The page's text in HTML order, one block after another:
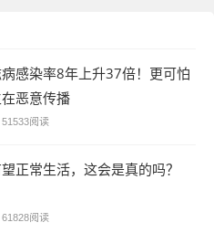
感染率8年上升37倍！更可怕
恶意传播
51533阅读
正常生活，这会是真的吗？
61828阅读